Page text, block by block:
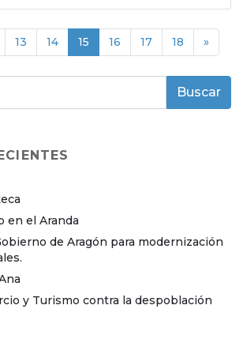
13 14 15 16 17 18 »
en el Aranda
de Aragón para modernización
y Turismo contra la despoblación